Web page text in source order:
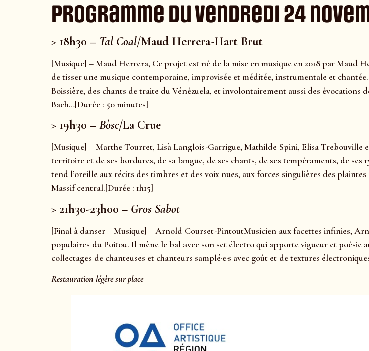
Programme du vendredi 24
> 18h30 – Tal Coal/Maud Herrera-Hart Brut
[Musique] – Maud Herrera, Ce projet est né de la mise en musique en 2018 par Maud
de tisser une musique contemporaine, improvisée et méditée, instrumentale et
Boissière, des chants de traite du Vénézuela, et involontairement aussi des
Bach…[Durée : 50 minutes]
> 19h30 – Bòsc/La Crue
[Musique] – Marthe Tourret, Lisà Langlois-Garrigue, Mathilde Spini, Elisa Trebouville
territoire et de ses bordures, de sa langue, de ses chants, de ses tempéraments, de
tend l’oreille aux récits des timbres et des voix nues, aux forces singulières des
Massif central.[Durée : 1h15]
> 21h30-23h00 – Gros Sabot
[Final à danser – Musique] – Arnold Courset-PintoutMusicien aux facettes infinies,
populaires du Poitou. Il mène le bal avec son set électro qui apporte vigueur et poésie
collectages de chanteuses et chanteurs samplé·e·s avec goût et de textures
Restauration légère sur place